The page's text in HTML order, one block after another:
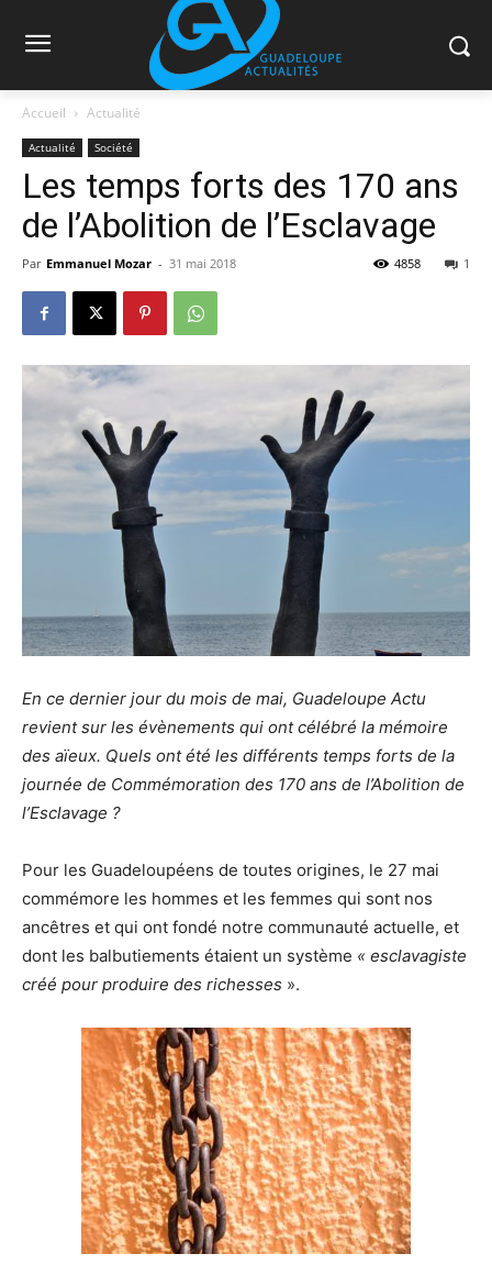
Accueil Actualité
Actualité Société
Les temps forts des 170 ans
de l’Abolition de l’Esclavage
Par Emmanuel Mozar - 31 mai 2018 1
4858
En ce dernier jour du mois de mai, Guadeloupe Actu
revient sur les évènements qui ont célébré la mémoire
des aïeux. Quels ont été les différents temps forts de la
journée de Commémoration des 170 ans de l’Abolition de
l’Esclavage ?
Pour les Guadeloupéens de toutes origines, le 27 mai
commémore les hommes et les femmes qui sont nos
ancêtres et qui ont fondé notre communauté actuelle, et
dont les balbutiements étaient un système « esclavagiste
créé pour produire des richesses ».